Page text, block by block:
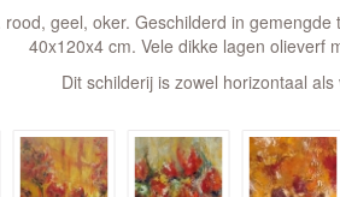
geel, oker. Geschilderd in
40x120x4 cm. Vele dikke lagen olieverf
Dit schilderij is zowel horizontaal